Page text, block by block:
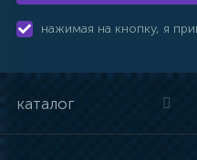
нажимая на кнопку, я
каталог